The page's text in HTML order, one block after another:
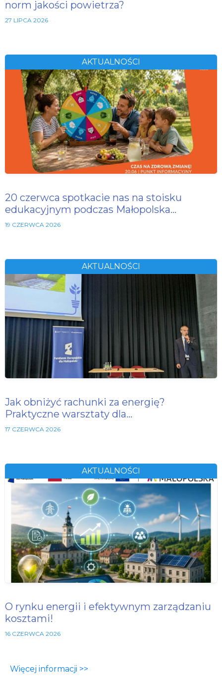
norm jakości powietrza?
27 LIPCA 2026
AKTUALNOŚCI
20 czerwca spotkacie nas na stoisku
edukacyjnym podczas Małopolska…
19 CZERWCA 2026
AKTUALNOŚCI
Jak obniżyć rachunki za energię?
Praktyczne warsztaty dla…
17 CZERWCA 2026
AKTUALNOŚCI
O rynku energii i efektywnym zarządzaniu
kosztami!
16 CZERWCA 2026
Więcej informacji >>